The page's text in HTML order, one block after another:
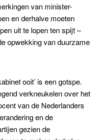
van minister-
en derhalve moeten
uit te lopen ten spijt –
opwekking van duurzame
ooit’ is een gotspe.
verkneukelen over het
van de Nederlanders
en de
gezien de